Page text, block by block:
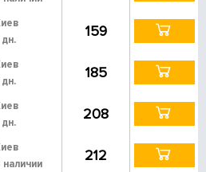
дн.
159
дн.
185
дн.
208
наличии
212